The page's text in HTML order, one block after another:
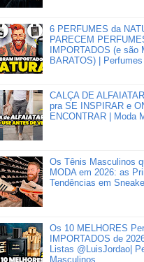
6 PERFUMES da
PARECEM
IMPORTADOS (e são
BARATOS) |
CALÇA DE
pra SE INSPIRAR e
ENCONTRAR | Moda
Os Tênis Masculinos
MODA em 2026: as
Tendências em
Os 10 MELHORES
IMPORTADOS de
Listas ‪‪‪@LuisJordao‬|
Masculinos